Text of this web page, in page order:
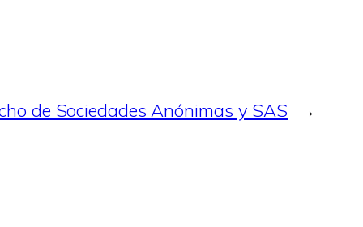
de Sociedades Anónimas y SAS →